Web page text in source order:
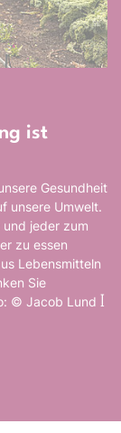
ist
Gesundheit
unsere Umwelt.
jeder zum
zu essen
Lebensmitteln
Sie
© Jacob Lund ꟾ